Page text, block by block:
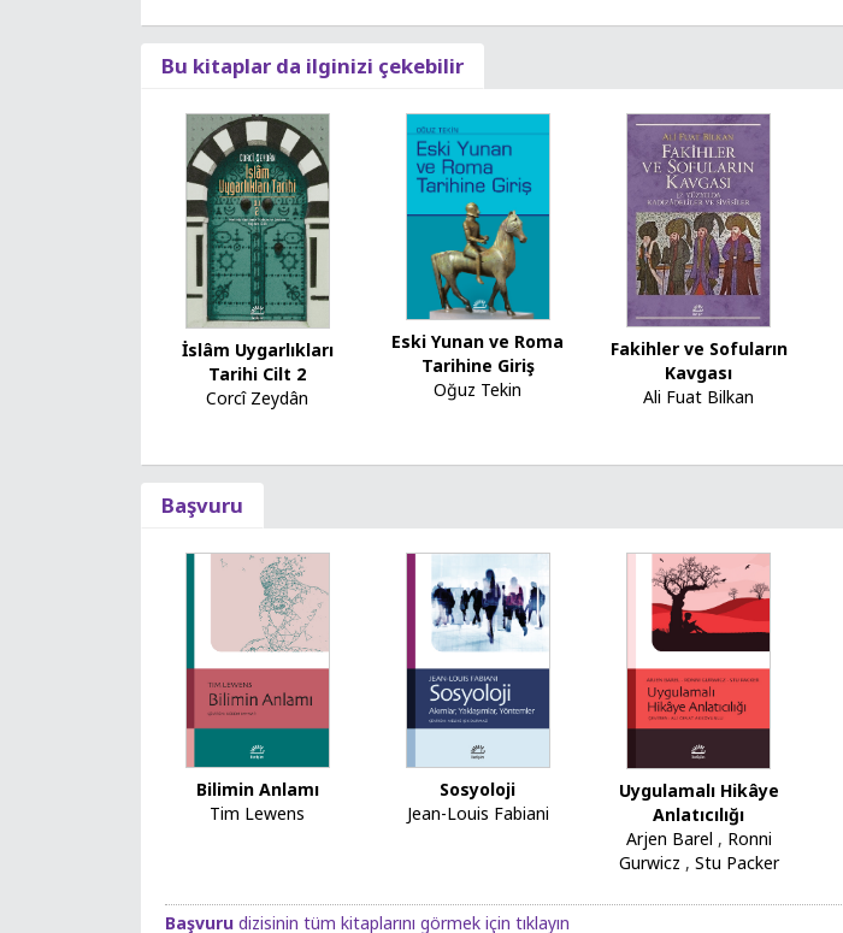
Bu kitaplar da ilginizi çekebilir
İslâm Uygarlıkları
Tarihi Cilt 2
Corcî Zeydân
Eski Yunan ve Roma
Tarihine Giriş
Oğuz Tekin
Fakihler ve Sofuların
Kavgası
Ali Fuat Bilkan
Başvuru
Bilimin Anlamı
Tim Lewens
Sosyoloji
Jean-Louis Fabiani
Uygulamalı Hikâye
Anlatıcılığı
Arjen Barel , Ronni
Gurwicz , Stu Packer
Başvuru dizisinin tüm kitaplarını görmek için tıklayın